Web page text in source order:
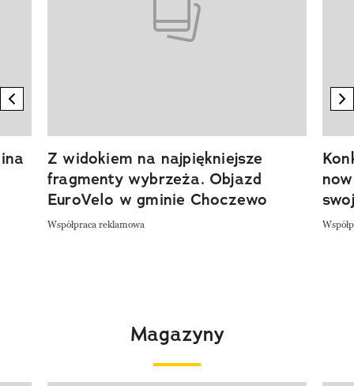
previous element
Z widokiem na najpiękniejsze
fragmenty wybrzeża. Objazd
EuroVelo w gminie Choczewo
Współpraca reklamowa
Magazyny